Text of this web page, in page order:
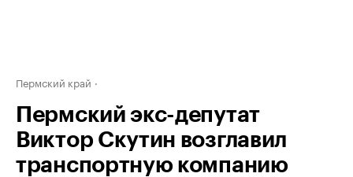
Пермский край
Пермский экс-депутат
Виктор Скутин возглавил
транспортную компанию